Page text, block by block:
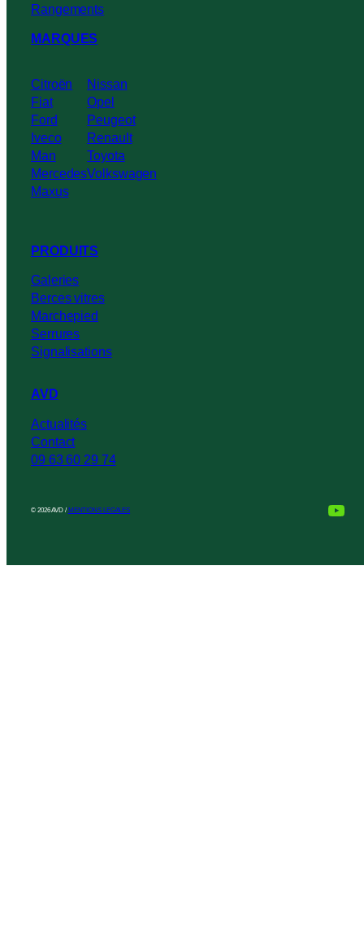
Rangements
MARQUES
Citroën
Fiat
Ford
Iveco
Man
Mercedes
Maxus
Nissan
Opel
Peugeot
Renault
Toyota
Volkswagen
PRODUITS
Galeries
Berces vitres
Marchepied
Serrures
Signalisations
AVD
Actualités
Contact
09 63 60 29 74
© 2026 AVD / MENTIONS LEGALES